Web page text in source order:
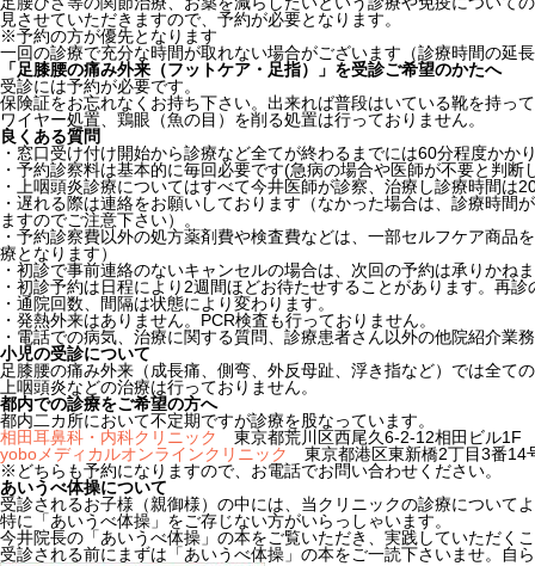
見させていただきますので、予約が必要となります。
※予約の方が優先となります
一回の診療で充分な時間が取れない場合がございます（診療時間の延
「足膝腰の痛み外来（フットケア・足指）」を受診ご希望のかたへ
受診には予約が必要です。
保険証をお忘れなくお持ち下さい。出来れば普段はいている靴を持っ
ワイヤー処置、鶏眼（魚の目）を削る処置は行っておりません。
良くある質問
・窓口受け付け開始から診療など全てが終わるまでには60分程度か
・予約診察料は基本的に毎回必要です(急病の場合や医師が不要と判断
・上咽頭炎診療についてはすべて今井医師が診察、治療し診療時間は
・遅れる際は連絡をお願いしております（なかった場合は、診療時
ますのでご注意下さい）。
・予約診察費以外の処方薬剤費や検査費などは、一部セルフケア商
療となります）
・初診で事前連絡のないキャンセルの場合は、次回の予約は承りかね
・初診予約は日程により2週間ほどお待たせすることがあります。再
・通院回数、間隔は状態により変わります。
・発熱外来はありません。PCR検査も行っておりません。
・電話での病気、治療に関する質問、診療患者さん以外の他院紹介業
小児の受診について
足膝腰の痛み外来（成長痛、側弯、外反母趾、浮き指など）では全て
上咽頭炎などの治療は行っておりません。
都内での診療をご希望の方へ
都内二カ所において不定期ですが診療を股なっています。
相田耳鼻科・内科クリニック
東京都荒川区西尾久6-2-12相田ビル1F
yoboメディカルオンラインクリニック
東京都港区東新橋2丁目3番
※どちらも予約になりますので、お電話でお問い合わせください。
あいうべ体操について
受診されるお子様（親御様）の中には、当クリニックの診療について
特に「あいうべ体操」をご存じない方がいらっしゃいます。
今井院長の「あいうべ体操」の本をご覧いただき、実践していただく
受診される前にまずは「あいうべ体操」の本をご一読下さいませ。自